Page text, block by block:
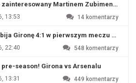
zainteresowany Martinem Zubimendim
13:53 14 komentarzy
Gironę 4:1 w pierwszym meczu
22:40 548 komentarzy
season! Girona vs Arsenalu
13:31 449 komentarzy